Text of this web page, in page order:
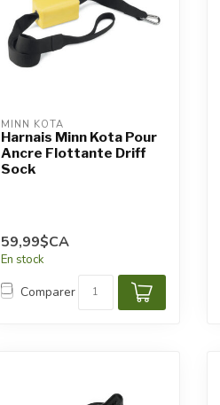
MINN KOTA
Harnais Minn Kota Pour
Ancre Flottante Driff
Sock
59,99$CA
En stock
Comparer